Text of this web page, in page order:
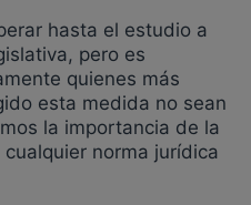
hasta el estudio a
pero es
quienes más
esta medida no sean
la importancia de la
norma jurídica